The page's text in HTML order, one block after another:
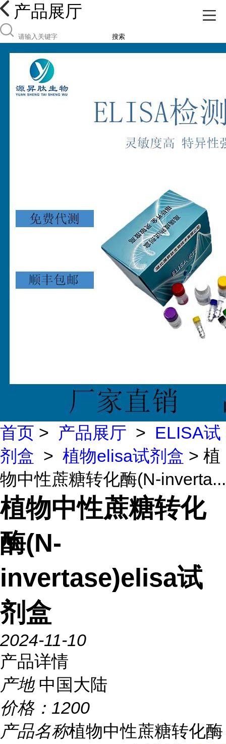
产品展厅
搜索
首页 > 产品展厅 > ELISA试
剂盒 > 植物elisa试剂盒 > 植
物中性蔗糖转化酶(N-inverta...
植物中性蔗糖转化
酶(N-
invertase)elisa试
剂盒
2024-11-10
产品详情
产地 中国大陆
价格： 1200
产品名称植物中性蔗糖转化酶